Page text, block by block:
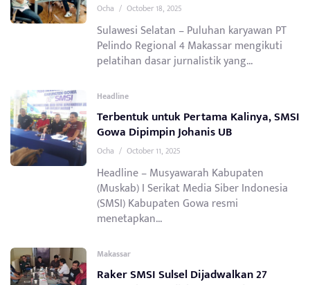
Ocha / October 18, 2025
Sulawesi Selatan – Puluhan karyawan PT
Pelindo Regional 4 Makassar mengikuti
pelatihan dasar jurnalistik yang...
Headline
Terbentuk untuk Pertama Kalinya, SMSI
Gowa Dipimpin Johanis UB
Ocha / October 11, 2025
Headline – Musyawarah Kabupaten
(Muskab) I Serikat Media Siber Indonesia
(SMSI) Kabupaten Gowa resmi
menetapkan...
Makassar
Raker SMSI Sulsel Dijadwalkan 27